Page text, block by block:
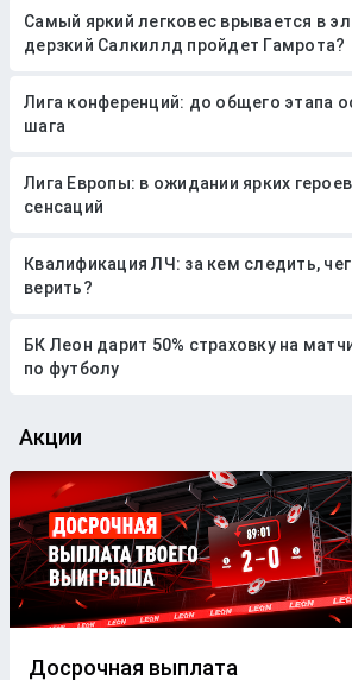
Самый яркий легковес врывается в
дерзкий Салкиллд пройдет Гамрота?
Лига конференций: до общего этапа
шага
Лига Европы: в ожидании ярких
сенсаций
Квалификация ЛЧ: за кем следить,
верить?
БК Леон дарит 50% страховку на
по футболу
Акции
Досрочная выплата